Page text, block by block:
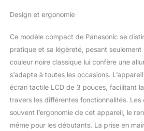
Design et ergonomie
Ce modèle compact de Panasonic se
pratique et sa légèreté, pesant seulement
couleur noire classique lui confère une
s’adapte à toutes les occasions.
écran tactile LCD de 3 pouces, facilitant
travers les différentes fonctionnalités. Les
souvent l’ergonomie de cet appareil, le
même pour les débutants. La prise en